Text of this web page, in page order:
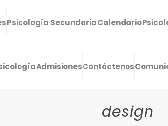
Psicología SecundariaCalendario
AdmisionesContáctenos
design